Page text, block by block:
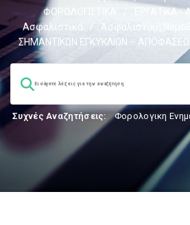
ΦΟΡΟΛΟΓΙΣΤΙΚΑ
ΕΡΓΑΤΙΚΑ -
Ασφαλιστικά
/ Ασφαλιστική
ΣΗΜΑΝΤΙΚΩΝ ΕΓΚΥΚΛΙΩΝ –
Συχνές Αναζητήσεις: Φορολογικη